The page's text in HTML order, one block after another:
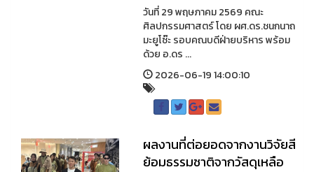
วันที่ 29 พฤษภาคม 2569 คณะ
ศิลปกรรมศาสตร์ โดย ผศ.ดร.ชนกนาถ
มะยูโซ๊ะ รอบคณบดีฝ่ายบริหาร พร้อม
ด้วย อ.ดร ...
2026-06-19 14:00:10
ผลงานที่ต่อยอดจากงานวิจัยสี
ย้อมธรรมชาติจากวัสดุเหลือ